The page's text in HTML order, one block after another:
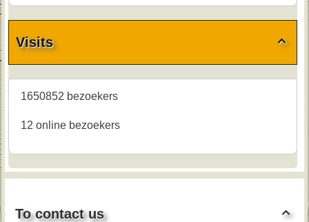

Visits
1650852 bezoekers
12 online bezoekers

To contact us